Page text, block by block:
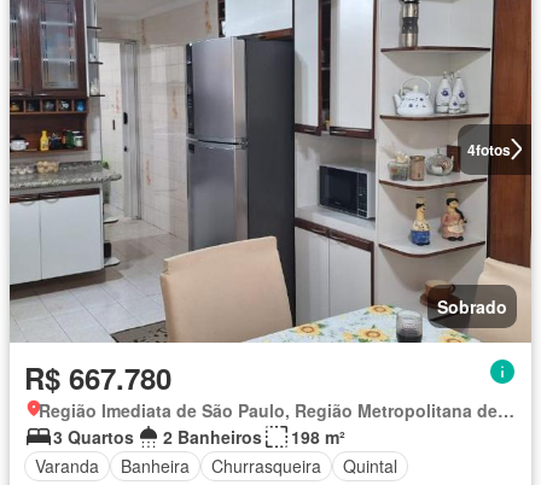
4fotos
Sobrado
R$ 667.780
Região Imediata de São Paulo, Região Metropolitana de São Paulo
3 Quartos
2 Banheiros
198 m²
Varanda
Banheira Churrasqueira Quintal